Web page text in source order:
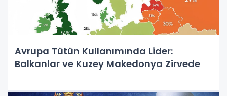
Avrupa Tütün Kullanımında Lider:
Balkanlar ve Kuzey Makedonya Zirvede